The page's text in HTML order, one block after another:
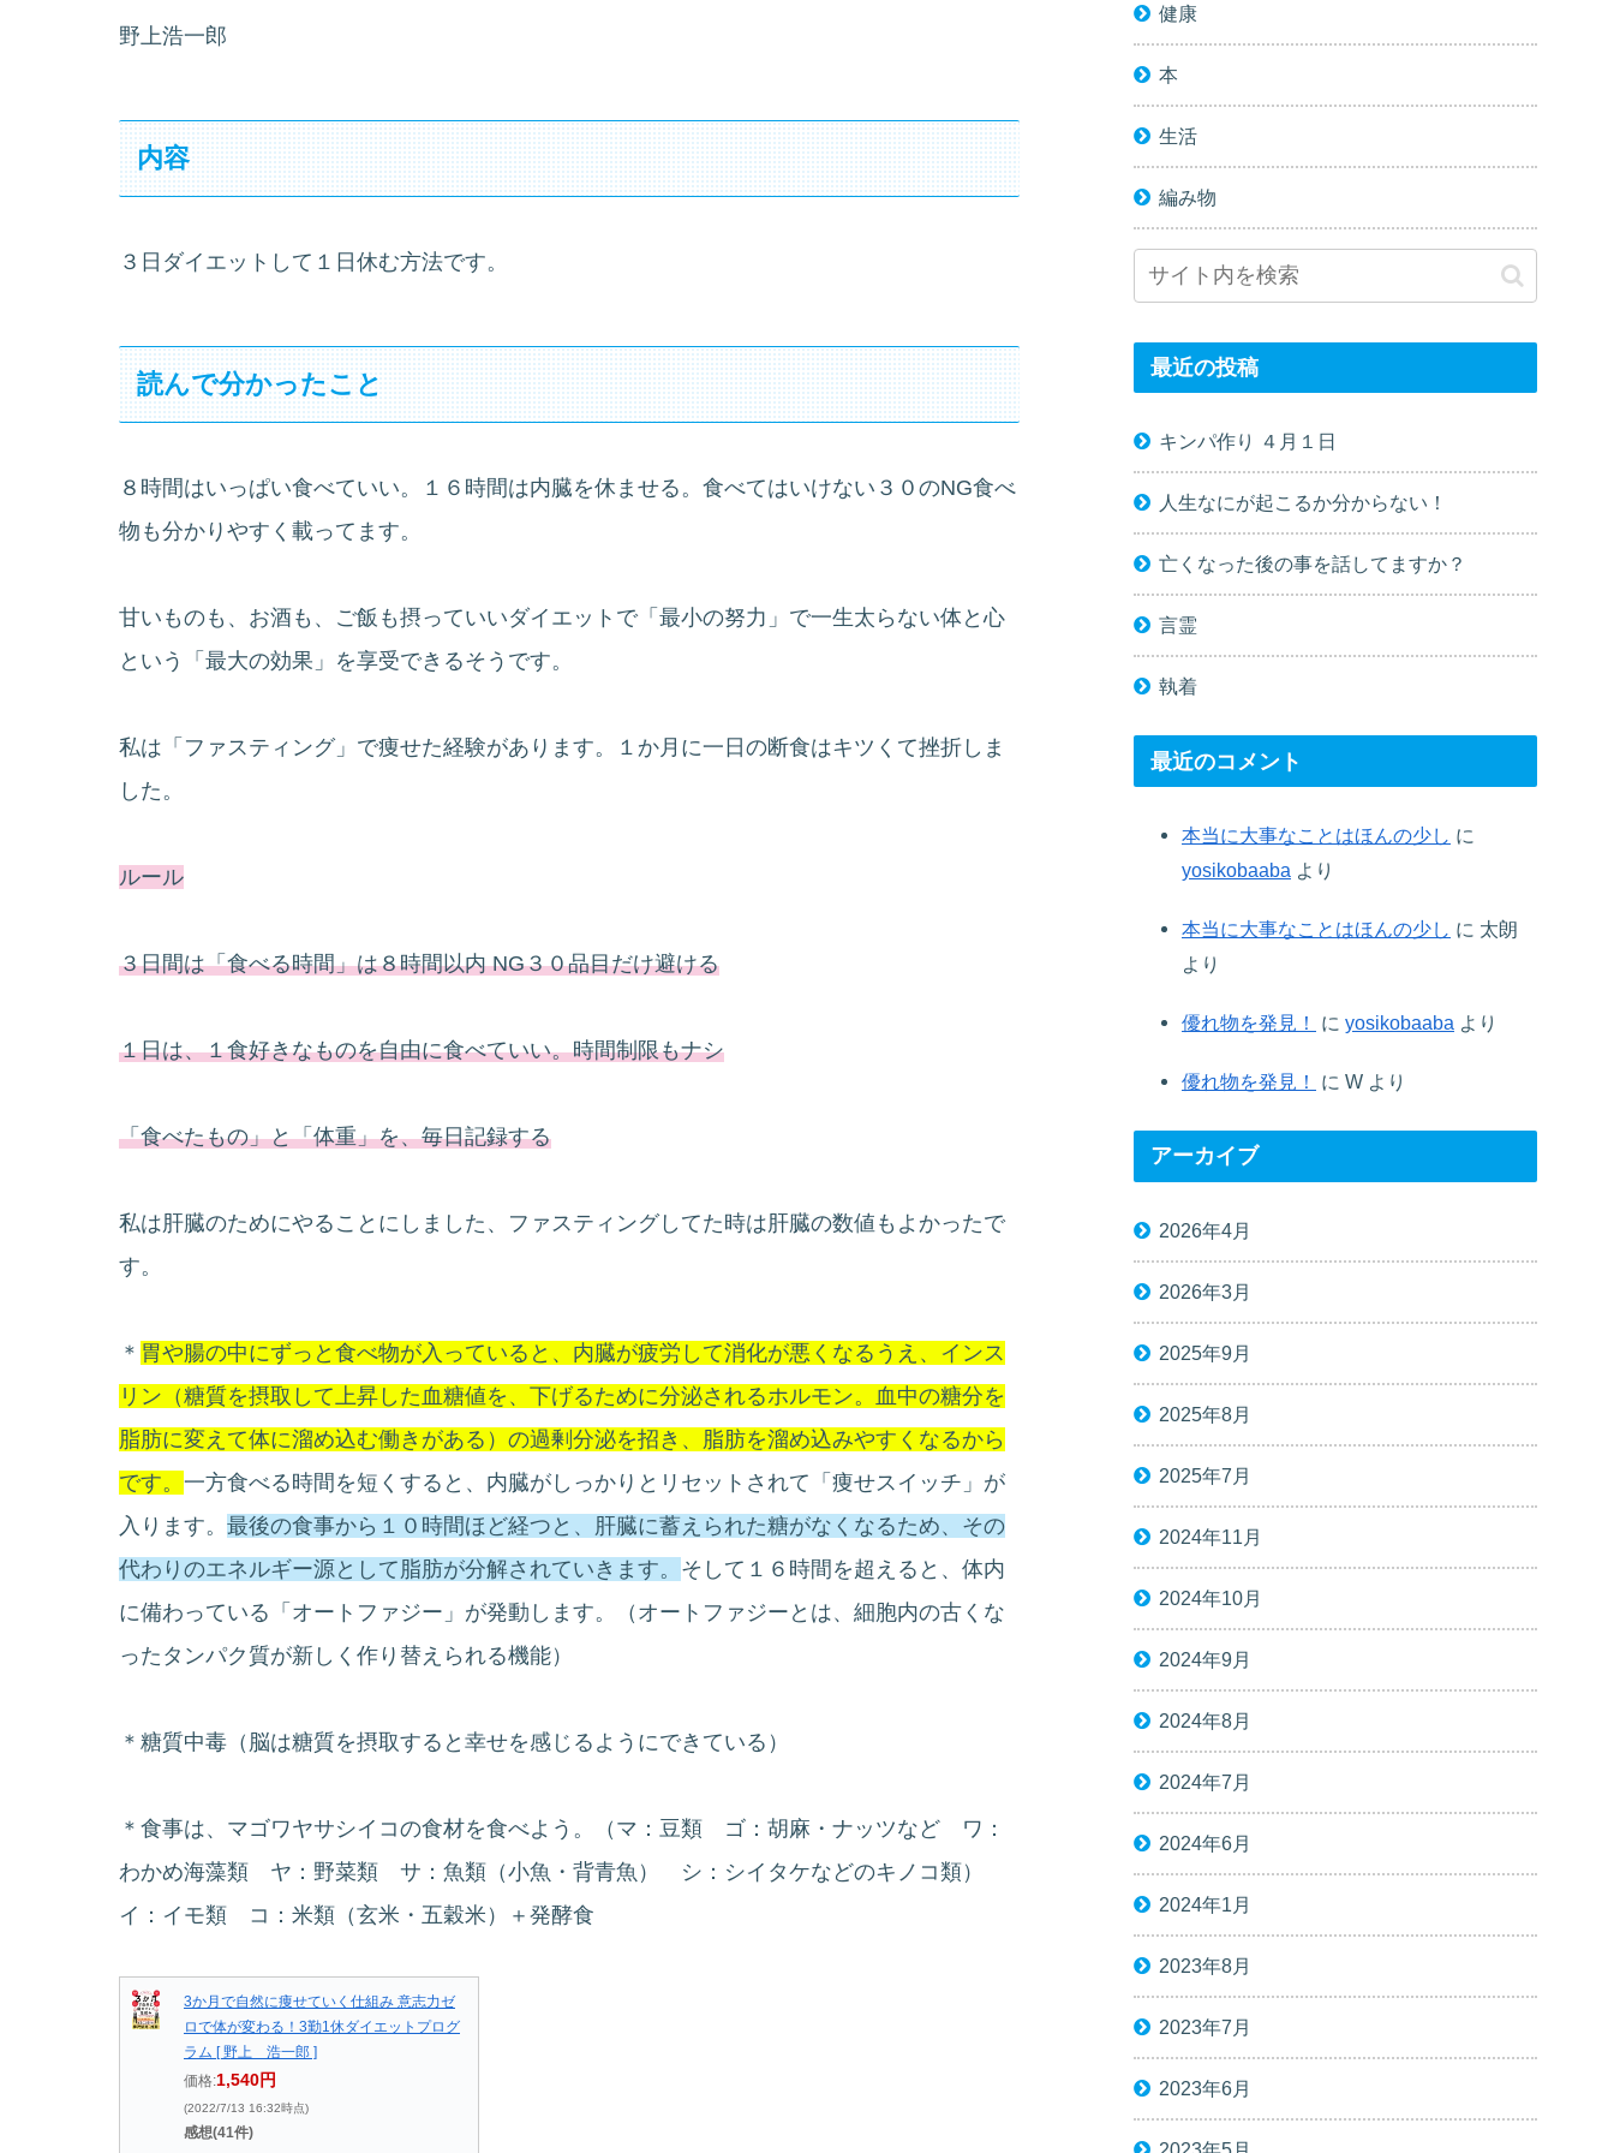
野上浩一郎
内容
３日ダイエットして１日休む方法です。
読んで分かったこと
８時間はいっぱい食べていい。１６時間は内臓を休ませる。食べてはいけない３０のNG食べ
物も分かりやすく載ってます。
甘いものも、お酒も、ご飯も摂っていいダイエットで「最小の努力」で一生太らない体と心
という「最大の効果」を享受できるそうです。
私は「ファスティング」で痩せた経験があります。１か月に一日の断食はキツくて挫折しま
した。
ルール
３日間は「食べる時間」は８時間以内 NG３０品目だけ避ける
１日は、１食好きなものを自由に食べていい。時間制限もナシ
「食べたもの」と「体重」を、毎日記録する
私は肝臓のためにやることにしました、ファスティングしてた時は肝臓の数値もよかったで
す。
＊ 胃や腸の中にずっと食べ物が入っていると、内臓が疲労して消化が悪くなるうえ、インス
リン（糖質を摂取して上昇した血糖値を、下げるために分泌されるホルモン。血中の糖分を
脂肪に変えて体に溜め込む働きがある）の過剰分泌を招き、脂肪を溜め込みやすくなるから
です。 一方食べる時間を短くすると、内臓がしっかりとリセットされて「痩せスイッチ」が
入ります。 最後の食事から１０時間ほど経つと、肝臓に蓄えられた糖がなくなるため、その
代わりのエネルギー源として脂肪が分解されていきます。 そして１６時間を超えると、体内
に備わっている「オートファジー」が発動します。（オートファジーとは、細胞内の古くな
ったタンパク質が新しく作り替えられる機能）
＊糖質中毒（脳は糖質を摂取すると幸せを感じるようにできている）
＊食事は、マゴワヤサシイコの食材を食べよう。（マ：豆類 ゴ：胡麻・ナッツなど ワ：
わかめ海藻類 ヤ：野菜類 サ：魚類（小魚・背青魚） シ：シイタケなどのキノコ類）
イ：イモ類 コ：米類（玄米・五穀米）＋発酵食
3か月で自然に痩せていく仕組み 意志力ゼ
ロで体が変わる！3勤1休ダイエットプログ
ラム [ 野上 浩一郎 ]
価格:1,540円
(2022/7/13 16:32時点)
感想(41件)
健康
本
生活
編み物
最近の投稿
キンパ作り ４月１日
人生なにが起こるか分からない！
亡くなった後の事を話してますか？
言霊
執着
最近のコメント
本当に大事なことはほんの少し に
yosikobaaba より
本当に大事なことはほんの少し に 太朗
より
優れ物を発見！ に yosikobaaba より
優れ物を発見！ に W より
アーカイブ
2026年4月
2026年3月
2025年9月
2025年8月
2025年7月
2024年11月
2024年10月
2024年9月
2024年8月
2024年7月
2024年6月
2024年1月
2023年8月
2023年7月
2023年6月